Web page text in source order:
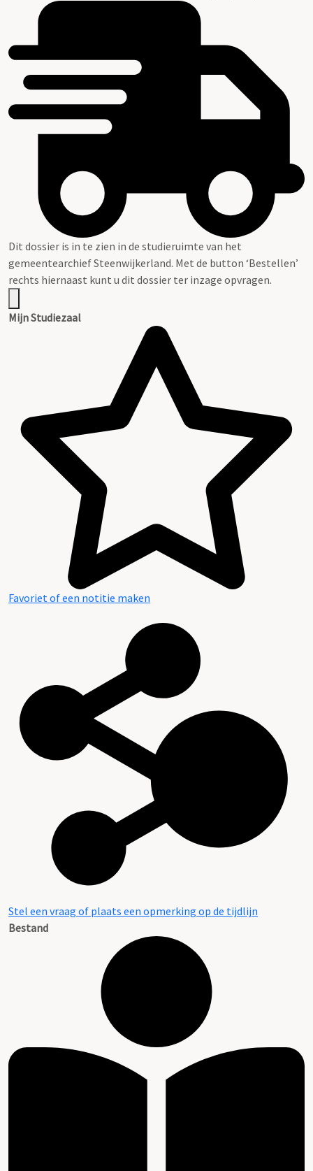
Dit dossier is in te zien in de studieruimte van het
gemeentearchief Steenwijkerland. Met de button ‘Bestellen’
rechts hiernaast kunt u dit dossier ter inzage opvragen.
Mijn Studiezaal
Favoriet of een notitie maken
Stel een vraag of plaats een opmerking op de tijdlijn
Bestand